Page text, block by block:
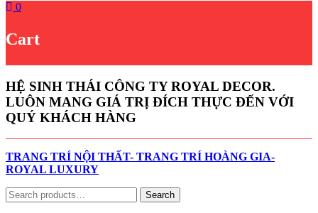
0
Cart
HỆ SINH THÁI CÔNG TY ROYAL DECOR.
LUÔN MANG GIÁ TRỊ ĐÍCH THỰC ĐẾN VỚI
QUÝ KHÁCH HÀNG
TRANG TRÍ NỘI THẤT- TRANG TRÍ HOÀNG GIA-
ROYAL LUXURY
Search
for:
Search